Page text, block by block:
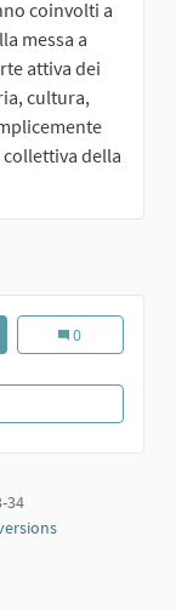
coinvolti a
messa a
attiva dei
cultura,
collettiva della
AREA SPORTIVA
Giardino con
0
con area sportiva
34